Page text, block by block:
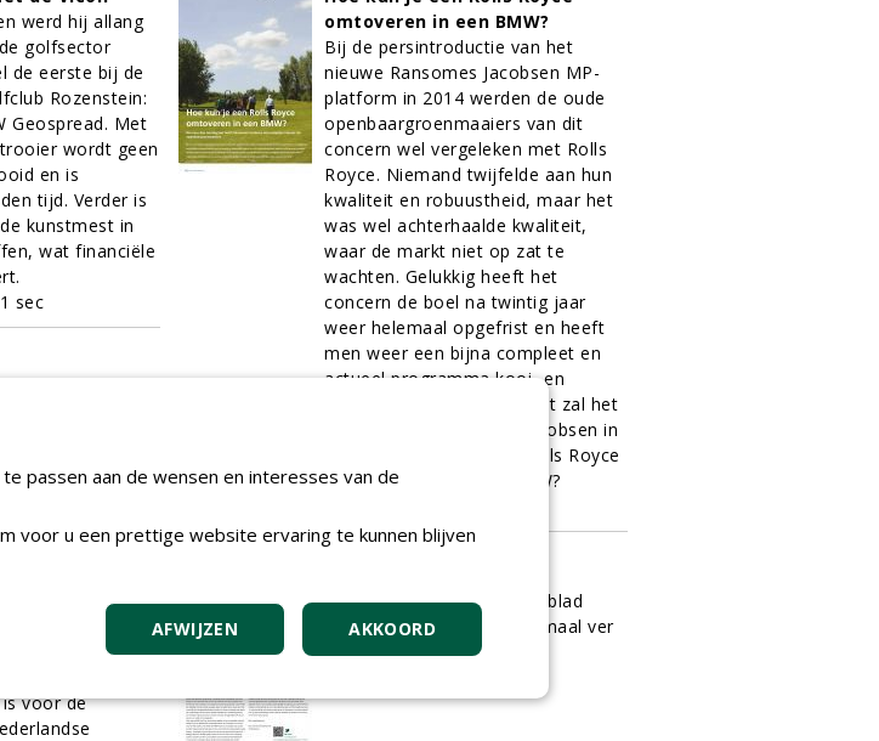
werd hij allang
golfsector
de eerste bij de
Rozenstein:
Geospread. Met
wordt geen
en is
tijd. Verder is
kunstmest in
wat financiële
sec
omtoveren in een BMW?
Bij de persintroductie van het
nieuwe Ransomes Jacobsen MP-
platform in 2014 werden de oude
openbaargroenmaaiers van dit
concern wel vergeleken met Rolls
Royce. Niemand twijfelde aan hun
kwaliteit en robuustheid, maar het
was wel achterhaalde kwaliteit,
waar de markt niet op zat te
wachten. Gelukkig heeft het
concern de boel na twintig jaar
weer helemaal opgefrist en heeft
men weer een bijna compleet en
actueel programma kooi- en
toekomst zal het
uitwijzen: is Ransomes Jacobsen in
staat zijn achterhaalde Rolls Royce
om te toveren in een BMW?
duidelijke
voor de
Voor de lezers van het vakblad
Fieldmanager lijkt dat allemaal ver
van hun bed.
passen aan de wensen en interesses van de
voor u een prettige website ervaring te kunnen blijven
AKKOORD
AFWIJZEN